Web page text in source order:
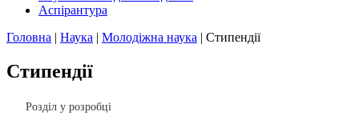
Аспірантура
Головна | Наука | Молодіжна наука | Стипендії
Стипендії
Розділ у розробці